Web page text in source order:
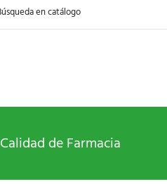
Calidad de Farmacia